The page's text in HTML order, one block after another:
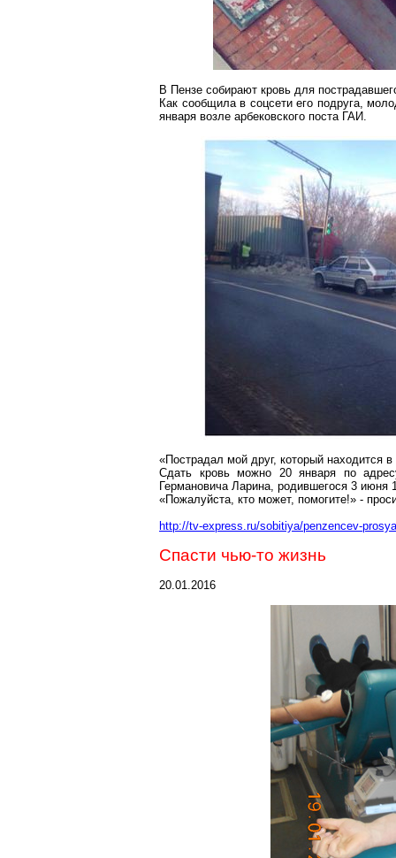
В Пензе собирают кровь для
Как сообщила в соцсети его подруга,
января возле арбековского поста ГАИ.
«Пострадал мой друг, который находится
Сдать кровь можно 20 января по
Германовича Ларина, родившегося 3 июня
«Пожалуйста, кто может, помогите!» -
http://tv-express.ru/sobitiya/penzencev-
Спасти чью-то жизнь
20.01.2016